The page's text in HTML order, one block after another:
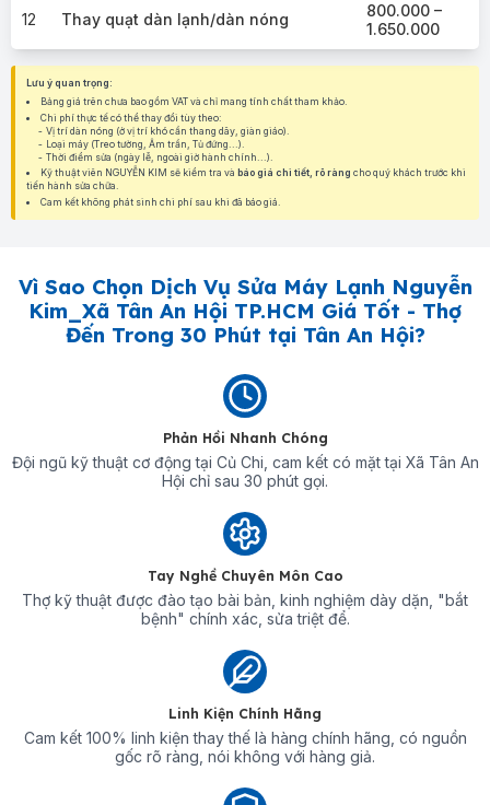
12 Thay quạt dàn lạnh/dàn nóng
800.000 –
1.650.000
Lưu ý quan trọng:
Bảng giá trên chưa bao gồm VAT và chỉ mang tính chất tham khảo.
Chi phí thực tế có thể thay đổi tùy theo:
Vị trí dàn nóng (ở vị trí khó cần thang dây, giàn giáo).
Loại máy (Treo tường, Âm trần, Tủ đứng...).
Thời điểm sửa (ngày lễ, ngoài giờ hành chính...).
Kỹ thuật viên NGUYỄN KIM sẽ kiểm tra và báo giá chi tiết, rõ ràng cho quý khách trước khi
tiến hành sửa chữa.
Cam kết không phát sinh chi phí sau khi đã báo giá.
Vì Sao Chọn Dịch Vụ Sửa Máy Lạnh Nguyễn
Kim_Xã Tân An Hội TP.HCM Giá Tốt - Thợ
Đến Trong 30 Phút tại Tân An Hội?
Phản Hồi Nhanh Chóng
Đội ngũ kỹ thuật cơ động tại Củ Chi, cam kết có mặt tại Xã Tân An
Hội chỉ sau 30 phút gọi.
Tay Nghề Chuyên Môn Cao
Thợ kỹ thuật được đào tạo bài bản, kinh nghiệm dày dặn, "bắt
bệnh" chính xác, sửa triệt để.
Linh Kiện Chính Hãng
Cam kết 100% linh kiện thay thế là hàng chính hãng, có nguồn
gốc rõ ràng, nói không với hàng giả.